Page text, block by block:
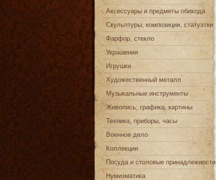
Аксессуары и предметы обихода
Скульптуры, композиции, статуэтки
Фарфор, стекло
Украшения
Игрушки
Художественный металл
Музыкальные инструменты
Живопись, графика, картины
Техника, приборы, часы
Военное дело
Коллекции
Посуда и столовые принадлежности
Нумизматика